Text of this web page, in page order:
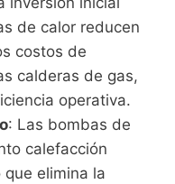
de calor reducen
costos de
calderas de gas,
operativa.
: Las bombas de
calefacción
elimina la